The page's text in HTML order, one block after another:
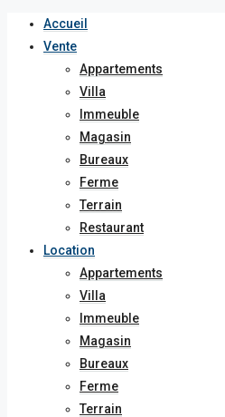
Accueil
Vente
Appartements
Villa
Immeuble
Magasin
Bureaux
Ferme
Terrain
Restaurant
Location
Appartements
Villa
Immeuble
Magasin
Bureaux
Ferme
Terrain